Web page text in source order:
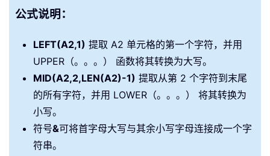
公式说明：
LEFT(A2,1) 提取 A2 单元格的第一个字符，并用
UPPER（。。。） 函数将其转换为大写。
MID(A2,2,LEN(A2)-1) 提取从第 2 个字符到末尾
的所有字符，并用 LOWER（。。。） 将其转换为
小写。
符号&可将首字母大写与其余小写字母连接成一个字
符串。